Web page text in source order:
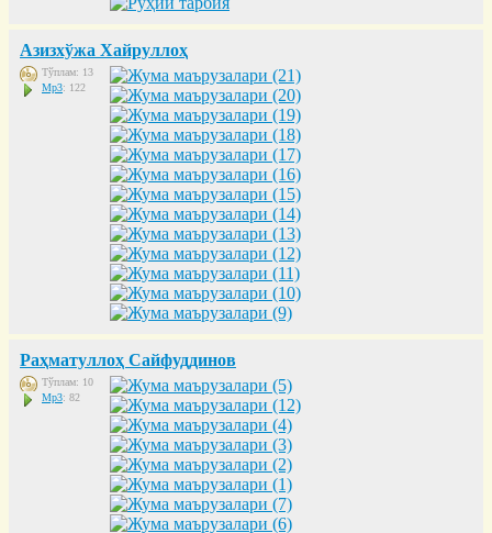
Азизхўжа Хайруллоҳ
Тўплам: 13
Mp3: 122
Раҳматуллоҳ Сайфуддинов
Тўплам: 10
Mp3: 82